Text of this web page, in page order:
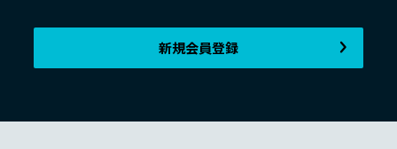
新規会員登録